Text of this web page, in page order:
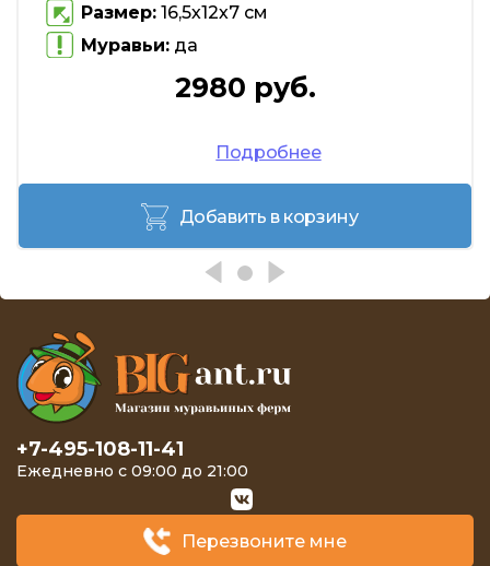
Размер: 16,5х12х7 см
Муравьи: да
2980 руб.
Подробнее
Добавить в корзину
+7-495-108-11-41
Ежедневно с 09:00 до 21:00
Перезвоните мне